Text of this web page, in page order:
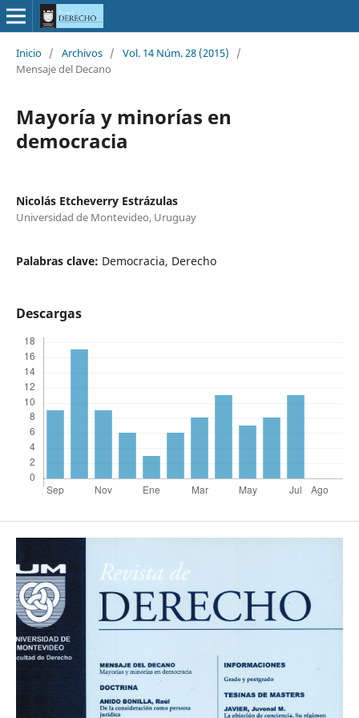
Inicio / Archivos / Vol. 14 Núm. 28 (2015)
/
Mensaje del Decano
Mayoría y minorías en
democracia
Nicolás Etcheverry Estrázulas
Universidad de Montevideo, Uruguay
Palabras clave: Democracia, Derecho
Descargas